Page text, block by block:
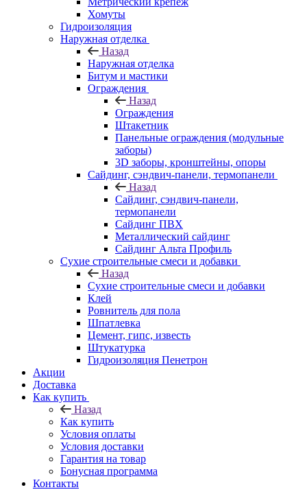
Хомуты
Гидроизоляция
Наружная отделка
Назад
Наружная отделка
Битум и мастики
Ограждения
Назад
Ограждения
Штакетник
Панельные ограждения (модульные
заборы)
3D заборы, кронштейны, опоры
Cайдинг, сэндвич-панели, термопанели
Назад
Cайдинг, сэндвич-панели,
термопанели
Сайдинг ПВХ
Металлический сайдинг
Сайдинг Альта Профиль
Сухие строительные смеси и добавки
Назад
Сухие строительные смеси и добавки
Клей
Ровнитель для пола
Шпатлевка
Цемент, гипс, известь
Штукатурка
Гидроизоляция Пенетрон
Акции
Доставка
Как купить
Назад
Как купить
Условия оплаты
Условия доставки
Гарантия на товар
Бонусная программа
Контакты